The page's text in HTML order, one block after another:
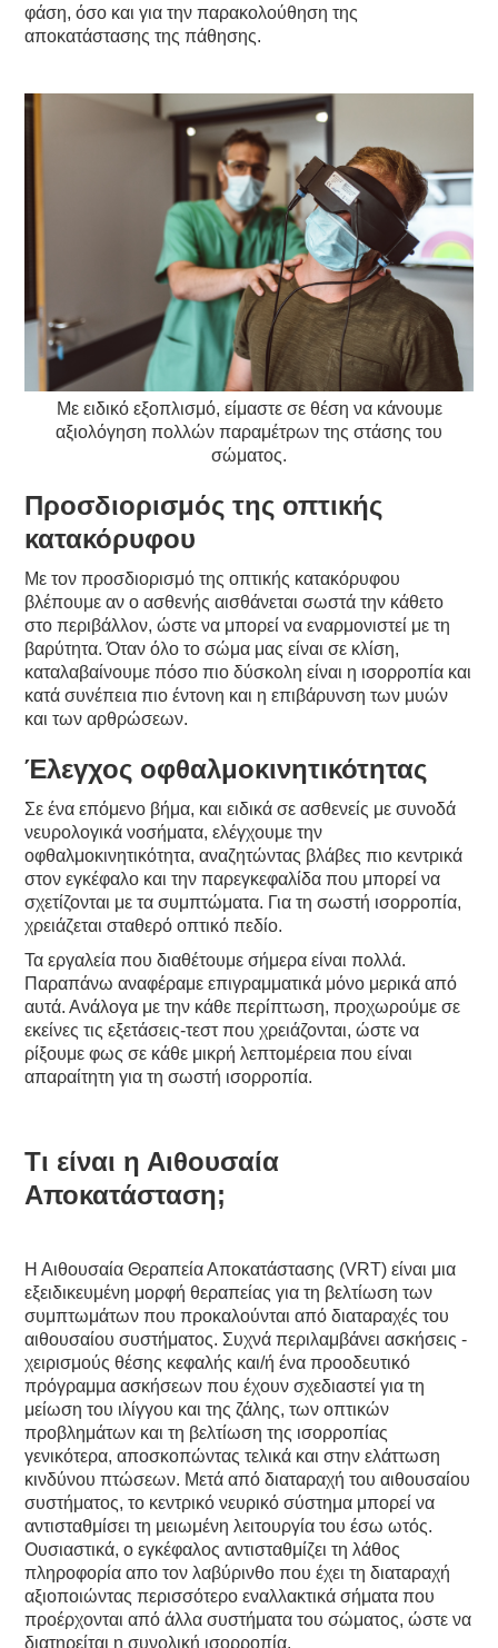
φάση, όσο και για την παρακολούθηση της
αποκατάστασης της πάθησης.
Με ειδικό εξοπλισμό, είμαστε σε θέση να κάνουμε
αξιολόγηση πολλών παραμέτρων της στάσης του
σώματος.
Προσδιορισμός της οπτικής
κατακόρυφου
Με τον προσδιορισμό της οπτικής κατακόρυφου
βλέπουμε αν ο ασθενής αισθάνεται σωστά την κάθετο
στο περιβάλλον, ώστε να μπορεί να εναρμονιστεί με τη
βαρύτητα. Όταν όλο το σώμα μας είναι σε κλίση,
καταλαβαίνουμε πόσο πιο δύσκολη είναι η ισορροπία και
κατά συνέπεια πιο έντονη και η επιβάρυνση των μυών
και των αρθρώσεων.
Έλεγχος οφθαλμοκινητικότητας
Σε ένα επόμενο βήμα, και ειδικά σε ασθενείς με συνοδά
νευρολογικά νοσήματα, ελέγχουμε την
οφθαλμοκινητικότητα, αναζητώντας βλάβες πιο κεντρικά
στον εγκέφαλο και την παρεγκεφαλίδα που μπορεί να
σχετίζονται με τα συμπτώματα. Για τη σωστή ισορροπία,
χρειάζεται σταθερό οπτικό πεδίο.
Τα εργαλεία που διαθέτουμε σήμερα είναι πολλά.
Παραπάνω αναφέραμε επιγραμματικά μόνο μερικά από
αυτά. Ανάλογα με την κάθε περίπτωση, προχωρούμε σε
εκείνες τις εξετάσεις-τεστ που χρειάζονται, ώστε να
ρίξουμε φως σε κάθε μικρή λεπτομέρεια που είναι
απαραίτητη για τη σωστή ισορροπία.
Τι είναι η Αιθουσαία
Αποκατάσταση;
Η Αιθουσαία Θεραπεία Αποκατάστασης (VRT) είναι μια
εξειδικευμένη μορφή θεραπείας για τη βελτίωση των
συμπτωμάτων που προκαλούνται από διαταραχές του
αιθουσαίου συστήματος. Συχνά περιλαμβάνει ασκήσεις -
χειρισμούς θέσης κεφαλής και/ή ένα προοδευτικό
πρόγραμμα ασκήσεων που έχουν σχεδιαστεί για τη
μείωση του ιλίγγου και της ζάλης, των οπτικών
προβλημάτων και τη βελτίωση της ισορροπίας
γενικότερα, αποσκοπώντας τελικά και στην ελάττωση
κινδύνου πτώσεων. Μετά από διαταραχή του αιθουσαίου
συστήματος, το κεντρικό νευρικό σύστημα μπορεί να
αντισταθμίσει τη μειωμένη λειτουργία του έσω ωτός.
Ουσιαστικά, ο εγκέφαλος αντισταθμίζει τη λάθος
πληροφορία απο τον λαβύρινθο που έχει τη διαταραχή
αξιοποιώντας περισσότερο εναλλακτικά σήματα που
προέρχονται από άλλα συστήματα του σώματος, ώστε να
διατηρείται η συνολική ισορροπία.